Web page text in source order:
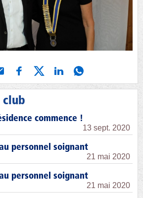
club
commence !
13 sept. 2020
personnel soignant
21 mai 2020
personnel soignant
21 mai 2020